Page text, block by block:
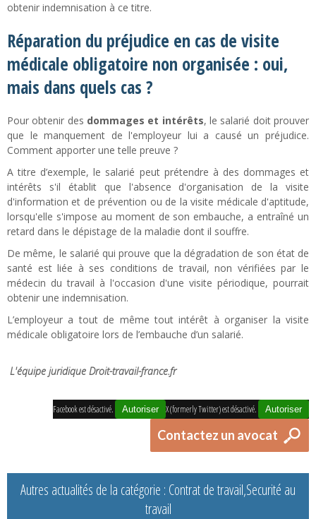
obtenir indemnisation à ce titre.
Réparation du préjudice en cas de visite
médicale obligatoire non organisée : oui,
mais dans quels cas ?
Pour obtenir des dommages et intérêts, le salarié doit prouver
que le manquement de l'employeur lui a causé un préjudice.
Comment apporter une telle preuve ?
A titre d’exemple, le salarié peut prétendre à des dommages et
intérêts s'il établit que l'absence d'organisation de la visite
d'information et de prévention ou de la visite médicale d'aptitude,
lorsqu'elle s'impose au moment de son embauche, a entraîné un
retard dans le dépistage de la maladie dont il souffre.
De même, le salarié qui prouve que la dégradation de son état de
santé est liée à ses conditions de travail, non vérifiées par le
médecin du travail à l'occasion d'une visite périodique, pourrait
obtenir une indemnisation.
L’employeur a tout de même tout intérêt à organiser la visite
médicale obligatoire lors de l’embauche d’un salarié.
L'équipe juridique Droit-travail-france.fr
X (formerly Twitter) est désactivé. Autoriser
Facebook est désactivé. Autoriser
Contactez un avocat
Autres actualités de la catégorie : Contrat de travail,Securité au
travail